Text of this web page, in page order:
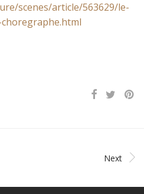
scenes/article/563629/le-
Next